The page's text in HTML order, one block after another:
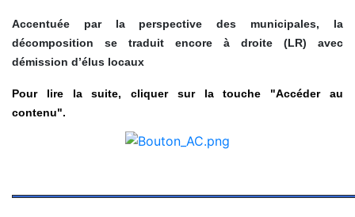
Accentuée par la perspective des municipales, la
décomposition se traduit encore à droite (LR) avec
démission d’élus locaux
Pour lire la suite, cliquer sur la touche "Accéder au
contenu".